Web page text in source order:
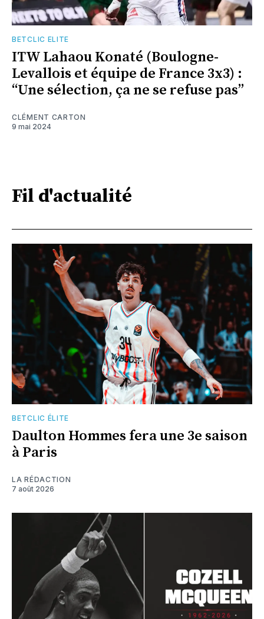
BETCLIC ELITE
ITW Lahaou Konaté (Boulogne-
Levallois et équipe de France 3x3) :
“Une sélection, ça ne se refuse pas”
CLÉMENT CARTON
9 mai 2024
Fil d'actualité
BETCLIC ÉLITE
Daulton Hommes fera une 3e saison
à Paris
LA RÉDACTION
7 août 2026